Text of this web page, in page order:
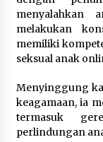
menyalahkan
melakukan
memiliki
seksual anak
Menyinggung
keagamaan, ia
termasuk
perlindungan